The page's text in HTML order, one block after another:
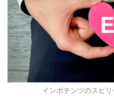
インポテンツのスピ